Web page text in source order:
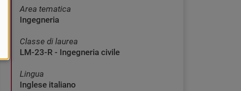
Area tematica
Ingegneria
Classe di laurea
LM-23-R - Ingegneria civile
Lingua
Inglese italiano